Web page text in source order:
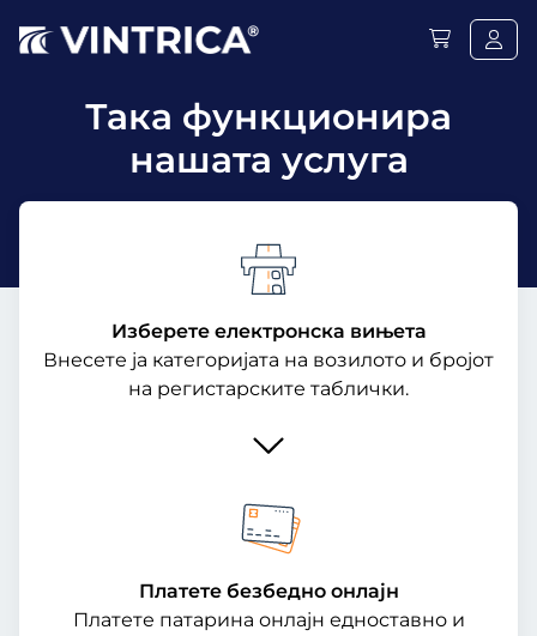
Така функционира
нашата услуга
Изберете електронска вињета
Внесете ја категоријата на возилото и бројот
на регистарските таблички.
Платете безбедно онлајн
Платете патарина онлајн едноставно и